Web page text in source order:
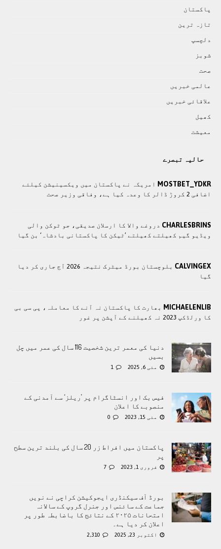
پاکستان
تازہ ترين
دلچسپ
شوبز
صحت
عالمی خبريں
علاقائی خبريں
کھيل
معيشت
حالیہ تبصرے
MOSTBET_YDKR امريکہ نے پاکستان میں ویکسینیشن کیلئے
اضافی 2 کروڑ ڈالر کا وعدہ کیا ہے، وفاقی وزیر صحت
CHARLESBRINS دروغے والا کا ارسلان صدیقی، جو ٹوکن والی
ویڈیو گیم کھیلتے کھیلتے ’ٹیکن کا پاکستانی بادشاہ‘ بن گیا
CALVINGEX
بلوچستان بورڈ میٹرک نتیجہ 2026 آج جاری کر دیا
گیا
MICHAELENLIB بھارت کا پاکستان نہ آنے کا معاملہ، پی سی بی
کا ورلڈکپ 2023 نہ کھیلنے کے آپشن پر غور
دنیا کی معمر ترین شخصیت 116 سال کی عمر میں چل
بسیں
مئی 6, 2025 1
فیس بک اور انسٹاگرام پر ’ریلز‘ سے آمدنی کے
منصوبے کا اعلان
مئی 15, 2023 0
پاکستان میں افراط زر 20 سال کی بلند ترین سطح
پر
فروری 1, 2023 7
بورڈ آف سیکنڈری ایجوکیشن کراچی نے نویں
جماعت کے سائنس اور جنرل گروپ کے سالانہ
امتحانات ۲۰۲۵ کے نتائج کا باضابطہ طور پر
اعلان کر دیا ہے۔
اکتوبر 23, 2025 2,310